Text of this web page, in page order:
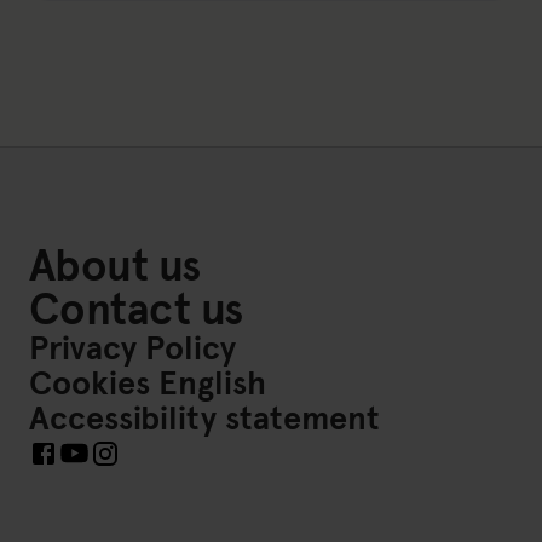
About us
Contact us
Privacy Policy
Cookies English
Accessibility statement